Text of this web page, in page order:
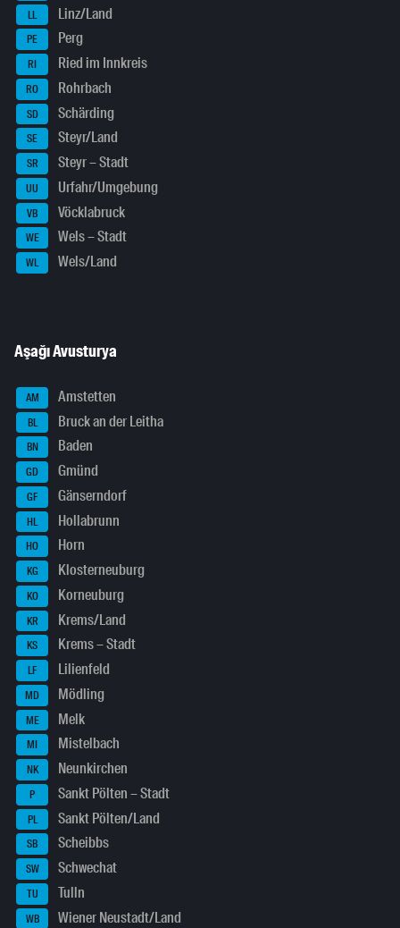
LL Linz/Land
PE Perg
RI Ried im Innkreis
RO Rohrbach
SD Schärding
SE Steyr/Land
SR Steyr – Stadt
UU Urfahr/Umgebung
VB Vöcklabruck
WE Wels – Stadt
WL Wels/Land
Aşağı Avusturya
AM Amstetten
BL Bruck an der Leitha
BN Baden
GD Gmünd
GF Gänserndorf
HL Hollabrunn
HO Horn
KG Klosterneuburg
KO Korneuburg
KR Krems/Land
KS Krems – Stadt
LF Lilienfeld
MD Mödling
ME Melk
MI Mistelbach
NK Neunkirchen
P Sankt Pölten – Stadt
PL Sankt Pölten/Land
SB Scheibbs
SW Schwechat
TU Tulln
WB Wiener Neustadt/Land